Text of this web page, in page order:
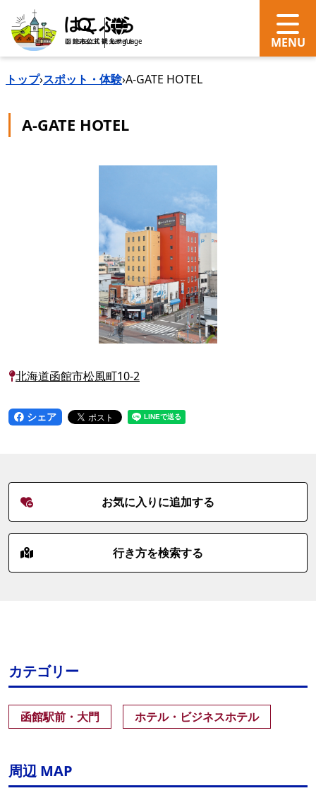
search Language
トップ›スポット・体験›A-GATE HOTEL
A-GATE HOTEL
北海道函館市松風町10-2
シェア
お気に入りに追加する
行き方を検索する
カテゴリー
函館駅前・大門 ホテル・ビジネスホテル
周辺 MAP